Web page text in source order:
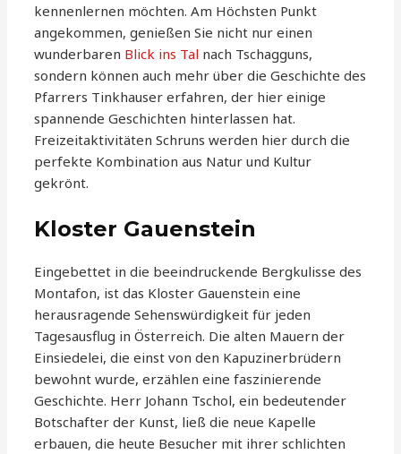
kennenlernen möchten. Am Höchsten Punkt
angekommen, genießen Sie nicht nur einen
wunderbaren Blick ins Tal nach Tschagguns,
sondern können auch mehr über die Geschichte des
Pfarrers Tinkhauser erfahren, der hier einige
spannende Geschichten hinterlassen hat.
Freizeitaktivitäten Schruns werden hier durch die
perfekte Kombination aus Natur und Kultur
gekrönt.
Kloster Gauenstein
Eingebettet in die beeindruckende Bergkulisse des
Montafon, ist das Kloster Gauenstein eine
herausragende Sehenswürdigkeit für jeden
Tagesausflug in Österreich. Die alten Mauern der
Einsiedelei, die einst von den Kapuzinerbrüdern
bewohnt wurde, erzählen eine faszinierende
Geschichte. Herr Johann Tschol, ein bedeutender
Botschafter der Kunst, ließ die neue Kapelle
erbauen, die heute Besucher mit ihrer schlichten